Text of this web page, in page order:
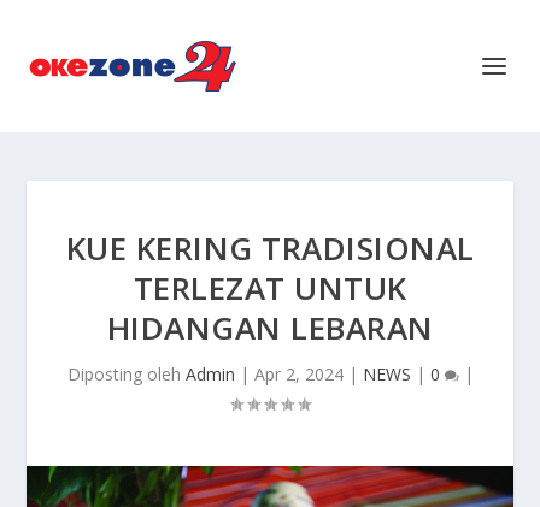
KUE KERING TRADISIONAL
TERLEZAT UNTUK
HIDANGAN LEBARAN
Diposting oleh Admin | Apr 2, 2024| NEWS | 0 |